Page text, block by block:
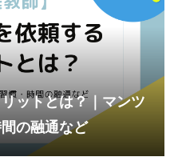
ットとは？｜マンツ
の融通など